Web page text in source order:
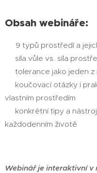
Obsah webináře:
9 typů prostředí a
síla vůle vs. síla
tolerance jako jeden
koučovací otázky i
vlastním prostředím
konkrétní tipy a
každodenním životě
Webinář je interaktivní v